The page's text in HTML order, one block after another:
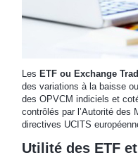
Les ETF ou Exchange
des variations à la baisse
des OPVCM indiciels et
contrôlés par l’Autorité des
directives UCITS
Utilité des ETF